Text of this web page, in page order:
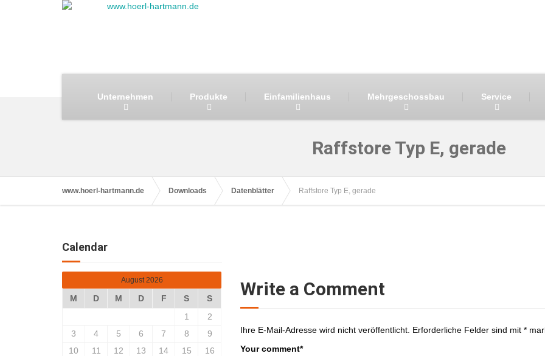
Unternehmen Produkte Einfamilienhaus Mehrgeschossbau Service
Raffstore Typ E, gerade
www.hoerl-hartmann.de Downloads Datenblätter Raffstore Typ E, gerade
Write a Comment
Ihre E-Mail-Adresse wird nicht veröffentlicht. Erforderliche Felder sind mit *
Your comment*
Calendar
August 2026
M D M D F S
S
1
2
3
4 5 6 7 8
9
10
11 12 13 14 15
16